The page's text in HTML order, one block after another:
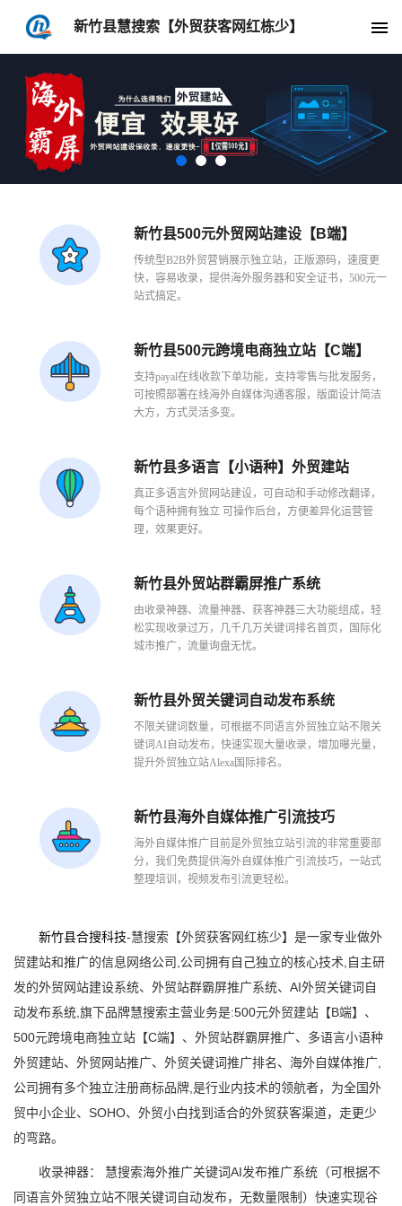
新竹县慧搜索【外贸获客网红栋少】
1 2 3
新竹县500元外贸网站建设【B端】
传统型B2B外贸营销展示独立站，正版源码，速度更
快，容易收录，提供海外服务器和安全证书，500元一
站式搞定。
新竹县500元跨境电商独立站【C端】
支持payal在线收款下单功能，支持零售与批发服务，
可按照部署在线海外自媒体沟通客服，版面设计简洁
大方，方式灵活多变。
新竹县多语言【小语种】外贸建站
真正多语言外贸网站建设，可自动和手动修改翻译，
每个语种拥有独立 可操作后台，方便差异化运营管
理，效果更好。
新竹县外贸站群霸屏推广系统
由收录神器、流量神器、获客神器三大功能组成，轻
松实现收录过万，几千几万关键词排名首页，国际化
城市推广，流量询盘无忧。
新竹县外贸关键词自动发布系统
不限关键词数量，可根据不同语言外贸独立站不限关
键词AI自动发布，快速实现大量收录，增加曝光量，
提升外贸独立站Alexa国际排名。
新竹县海外自媒体推广引流技巧
海外自媒体推广目前是外贸独立站引流的非常重要部
分，我们免费提供海外自媒体推广引流技巧，一站式
整理培训，视频发布引流更轻松。
新竹县合搜科技-慧搜索【外贸获客网红栋少】是一家专业做外
贸建站和推广的信息网络公司,公司拥有自己独立的核心技术,自主研
发的外贸网站建设系统、外贸站群霸屏推广系统、AI外贸关键词自
动发布系统,旗下品牌慧搜索主营业务是:500元外贸建站【B端】、
500元跨境电商独立站【C端】、外贸站群霸屏推广、多语言小语种
外贸建站、外贸网站推广、外贸关键词推广排名、海外自媒体推广,
公司拥有多个独立注册商标品牌,是行业内技术的领航者，为全国外
贸中小企业、SOHO、外贸小白找到适合的外贸获客渠道，走更少
的弯路。
收录神器： 慧搜索海外推广关键词AI发布推广系统（可根据不
同语言外贸独立站不限关键词自动发布，无数量限制）快速实现谷